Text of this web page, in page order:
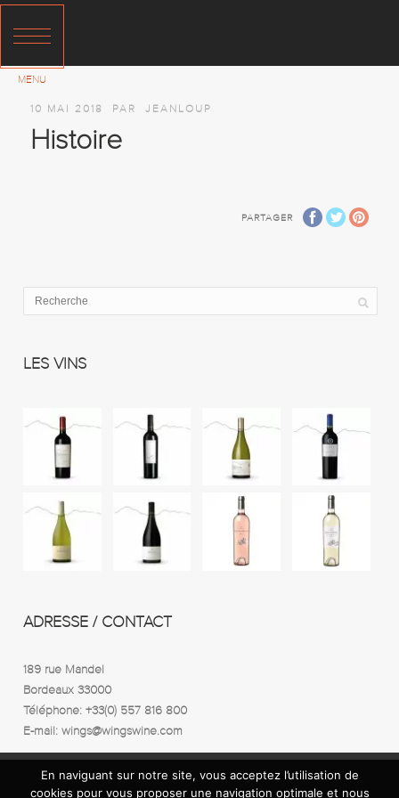
10 MAI 2018 PAR JEANLOUP
Histoire
PARTAGER
LES VINS
ADRESSE / CONTACT
189 rue Mandel
Bordeaux 33000
Téléphone: +33(0) 557 816 800
E-mail: wings@wingswine.com
En naviguant sur notre site, vous acceptez l’utilisation de
cookies pour vous proposer une navigation optimale et nous